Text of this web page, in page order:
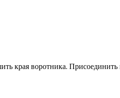
края воротника.